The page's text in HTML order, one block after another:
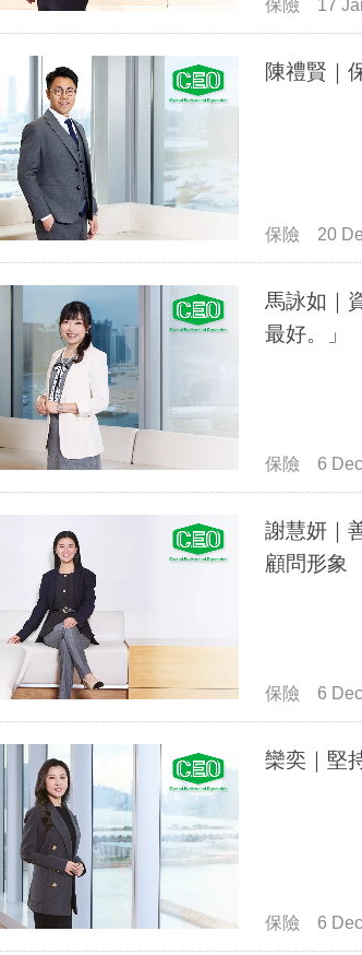
保險 17
陳禮賢｜
保險 20
馬詠如｜
最好。」
保險 6
謝慧妍｜
顧問形象
保險 6
欒奕｜堅
保險 6